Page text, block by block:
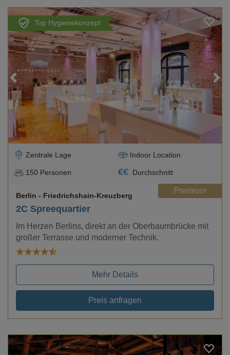
Top Hygienekonzept
Loading...
Zentrale Lage Indoor Location
150 Personen €€ Durchschnitt
Premium
2C Spreequartier
Berlin - Friedrichshain-Kreuzberg
Im Herzen Berlins, direkt an der Oberbaumbrücke mit
großer Terrasse und moderner Technik.
Mehr Details
Preis anfragen